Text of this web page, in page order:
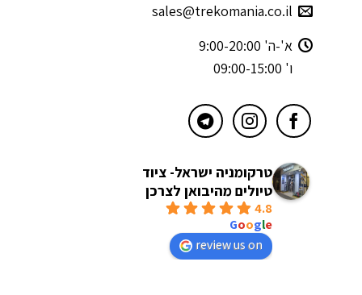
sales@trekomania.co.il
א'-ה' 9:00-20:00
ו' 09:00-15:00
טרקומניה ישראל- ציוד
טיולים מהיבואן לצרכן
4.8
Google
review us on